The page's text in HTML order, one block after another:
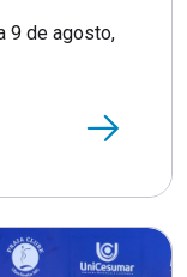
9 de agosto,